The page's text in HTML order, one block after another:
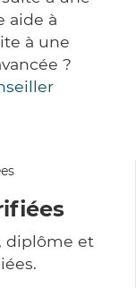
aide à
à une
?
diplôme et